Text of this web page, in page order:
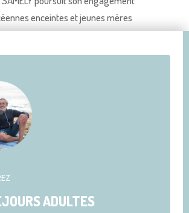
enceintes et jeunes mères
ADULTES